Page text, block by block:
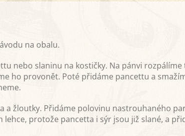
na obalu.
nebo slaninu na kostičky. Na pánvi
ho provonět. Poté přidáme pancettu a
a žloutky. Přidáme polovinu nastrouhaného
lehce, protože pancetta i sýr jsou již slané, a